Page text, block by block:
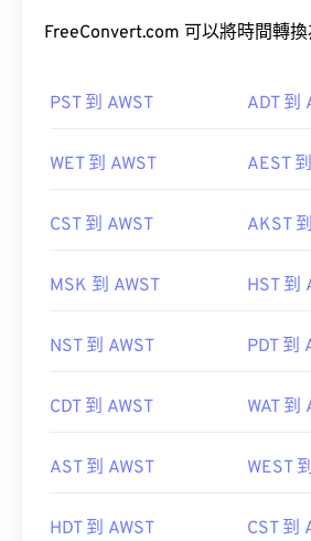
FreeConvert.com 可以將時間轉換
PST 到 AWST ADT 到
WET 到 AWST AEST
CST 到 AWST AKST
MSK 到 AWST HST 到
NST 到 AWST PDT 到
CDT 到 AWST WAT 到
AST 到 AWST WEST
HDT 到 AWST CST 到